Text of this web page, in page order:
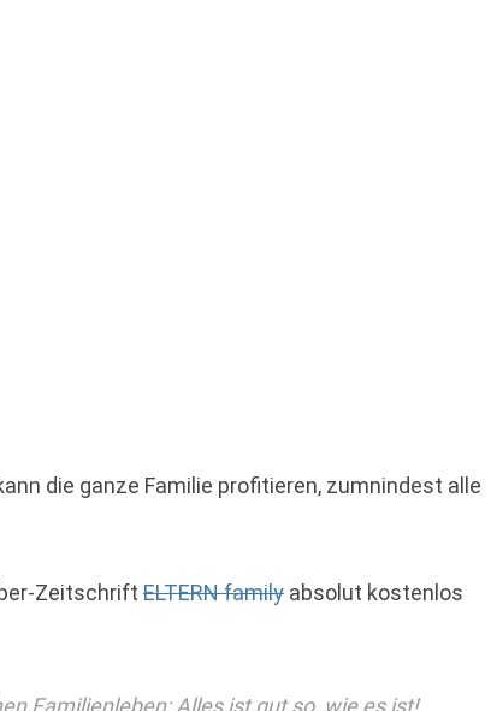
die ganze Familie profitieren, zumnindest alle
Zeitschrift ELTERN family absolut kostenlos
Familienleben: Alles ist gut so, wie es ist!